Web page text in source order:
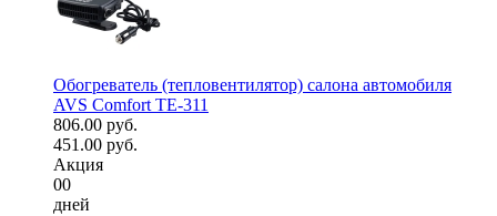
Обогреватель (тепловентилятор) салона автомобиля
AVS Comfort TE-311
806.00 руб.
451.00 руб.
Акция
00
дней